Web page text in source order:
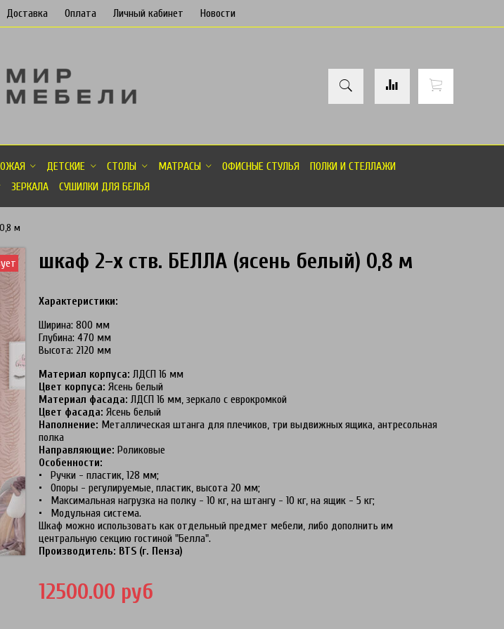
Доставка Оплата Личный кабинет Новости
ДЕТСКИЕ СТОЛЫ МАТРАСЫ ОФИСНЫЕ СТУЛЬЯ
ПОЛКИ И СТЕЛЛАЖИ
ЗЕРКАЛА СУШИЛКИ ДЛЯ БЕЛЬЯ
м
товар отсутствует
шкаф 2-х ств. БЕЛЛА (ясень белый) 0,8 м
Характеристики:
Ширина: 800 мм
Глубина: 470 мм
Высота: 2120 мм
Материал корпуса: ЛДСП 16 мм
Цвет корпуса: Ясень белый
Материал фасада: ЛДСП 16 мм, зеркало с еврокромкой
Цвет фасада: Ясень белый
Наполнение: Металлическая штанга для плечиков, три выдвижных ящика, антресольная
полка
Направляющие: Роликовые
Особенности:
• Ручки - пластик, 128 мм;
• Опоры - регулируемые, пластик, высота 20 мм;
• Максимальная нагрузка на полку - 10 кг, на штангу - 10 кг, на ящик - 5 кг;
• Модульная система.
Шкаф можно использовать как отдельный предмет мебели, либо дополнить им
центральную секцию гостиной "Белла".
Производитель: BTS (г. Пенза)
12500.00 руб